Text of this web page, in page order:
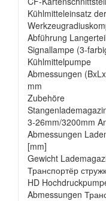
Kühlmitteleinsatz
Abführung
Signallampe (3-
Kühlmittelpumpe
Abmessungen
mm
Zubehöre
3-26mm/3200mm
Abmessungen
[mm]
Gewicht
Транспортёр
HD
Abmessungen